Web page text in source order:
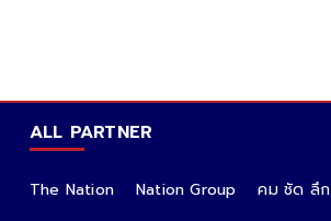
ALL PARTNER
The Nation Nation Group
คม ชัด ลึก